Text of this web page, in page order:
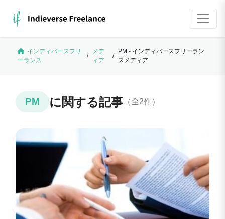
インディバースフリ
ーランス
/
メデ
ィア
/
PM - インディバースフリーラン
スメディア
PM に関する記事 （全2件）